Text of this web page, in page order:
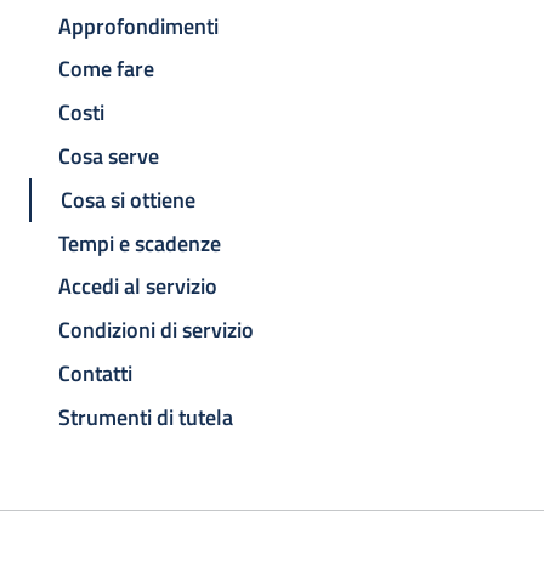
Approfondimenti
Come fare
Costi
Cosa serve
Cosa si ottiene
Tempi e scadenze
Accedi al servizio
Condizioni di servizio
Contatti
Strumenti di tutela